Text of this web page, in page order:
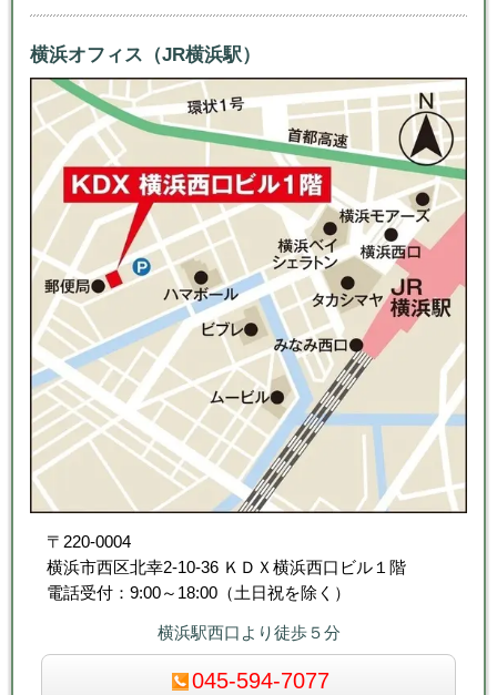
横浜オフィス（JR横浜駅）
〒220-0004
横浜市西区北幸2-10-36 ＫＤＸ横浜西口ビル１階
電話受付：9:00～18:00（土日祝を除く）
横浜駅西口より徒歩５分
045-594-7077